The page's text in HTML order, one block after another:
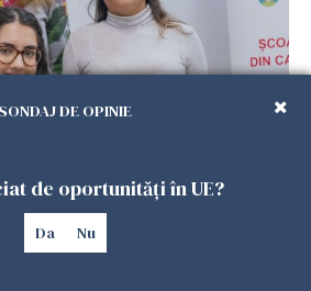
din Spania schimbă
Mulți se gândesc să
SONDAJ DE OPINIE
de oportunități în UE?
Da Nu